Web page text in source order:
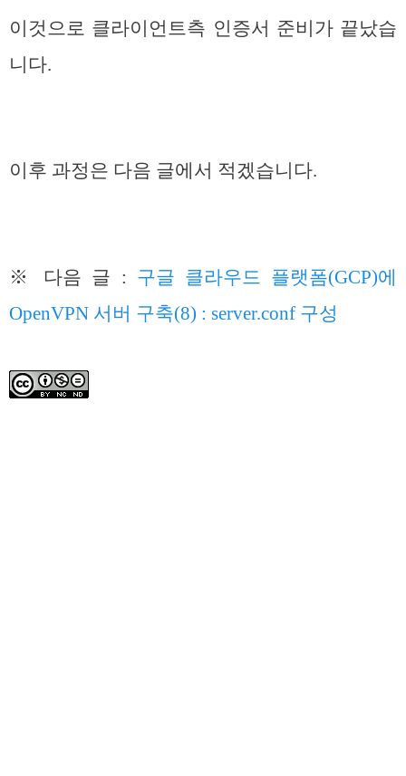
이것으로 클라이언트측 인증서 준비가 끝났습
니다.
이후 과정은 다음 글에서 적겠습니다.
※ 다음 글 : 구글 클라우드 플랫폼(GCP)에
OpenVPN 서버 구축(8) : server.conf 구성